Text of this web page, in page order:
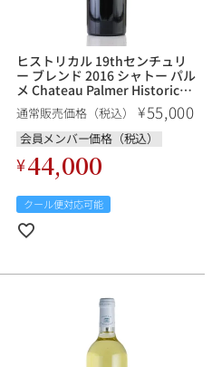
ブルゴーニュ
ロゼワイン
10,000円〜39,999円
80,000円〜99,999円
ヒストリカル 19thセンチュリ
ー ブレンド 2016 シャトー パル
メ Chateau Palmer Historical
XIXth Century Wine フランス
ボルドー 赤ワイン
通常販売価格（税込） ¥55,000
会員メンバー価格（税込）
¥44,000
クール便対応可能